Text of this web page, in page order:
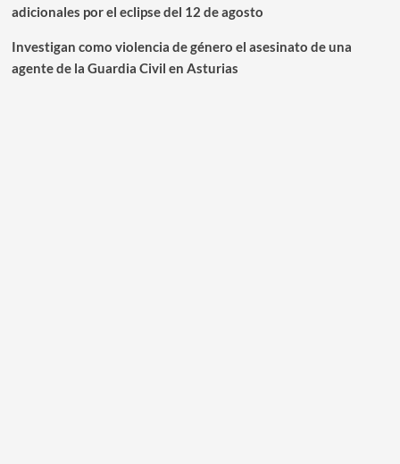
adicionales por el eclipse del 12 de agosto
Investigan como violencia de género el asesinato de una
agente de la Guardia Civil en Asturias